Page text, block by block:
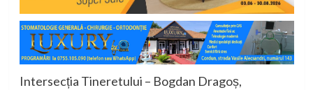
Intersecția Tineretului – Bogdan Dragoș,